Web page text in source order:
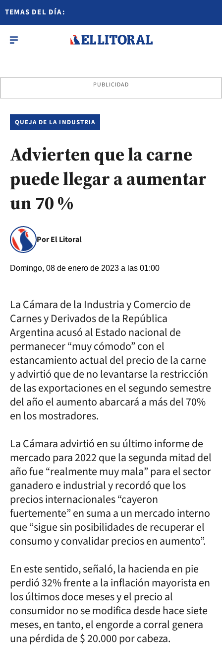
TEMAS DEL DÍA:
PUBLICIDAD
QUEJA DE LA INDUSTRIA
Advierten que la carne
puede llegar a aumentar
un 70 %
Por El Litoral
Domingo, 08 de enero de 2023 a las 01:00
La Cámara de la Industria y Comercio de
Carnes y Derivados de la República
Argentina acusó al Estado nacional de
permanecer “muy cómodo” con el
estancamiento actual del precio de la carne
y advirtió que de no levantarse la restricción
de las exportaciones en el segundo semestre
del año el aumento abarcará a más del 70%
en los mostradores.
La Cámara advirtió en su último informe de
mercado para 2022 que la segunda mitad del
año fue “realmente muy mala” para el sector
ganadero e industrial y recordó que los
precios internacionales “cayeron
fuertemente” en suma a un mercado interno
que “sigue sin posibilidades de recuperar el
consumo y convalidar precios en aumento”.
En este sentido, señaló, la hacienda en pie
perdió 32% frente a la inflación mayorista en
los últimos doce meses y el precio al
consumidor no se modifica desde hace siete
meses, en tanto, el engorde a corral genera
una pérdida de $ 20.000 por cabeza.